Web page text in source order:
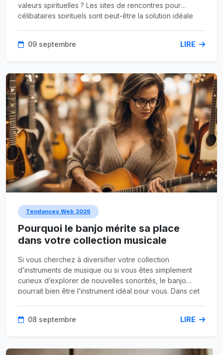
valeurs spirituelles ? Les sites de rencontres pour
célibataires spirituels sont peut-être la solution idéale
pour connecter avec des hommes et des femmes
09 septembre LIRE
Tendances Web 2026
Pourquoi le banjo mérite sa place
dans votre collection musicale
Si vous cherchez à diversifier votre collection
d’instruments de musique ou si vous êtes simplement
curieux d’explorer de nouvelles sonorités, le banjo
pourrait bien être l’instrument idéal pour vous. Dans cet
acheter un.
08 septembre LIRE